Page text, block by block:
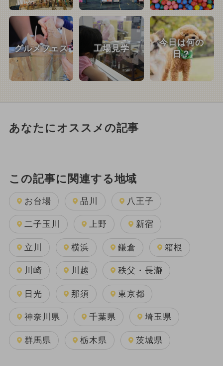
グルメフェス 工場見学
今日は何の
日？
あなたにオススメの記事
この記事に関連する地域
お台場 品川 八王子
二子玉川 上野 新宿
立川 横浜 鎌倉 箱根
川崎 川越 秩父・長瀞
日光 那須 東京都
神奈川県 千葉県 埼玉県
群馬県 栃木県 茨城県